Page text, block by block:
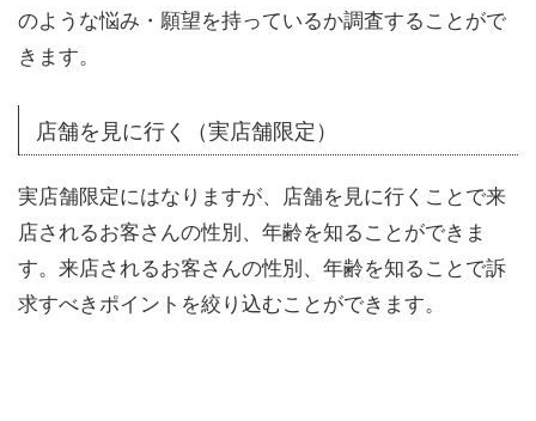
のような悩み・願望を持っているか調査することがで
きます。
店舗を見に行く（実店舗限定）
実店舗限定にはなりますが、店舗を見に行くことで来
店されるお客さんの性別、年齢を知ることができま
す。来店されるお客さんの性別、年齢を知ることで訴
求すべきポイントを絞り込むことができます。